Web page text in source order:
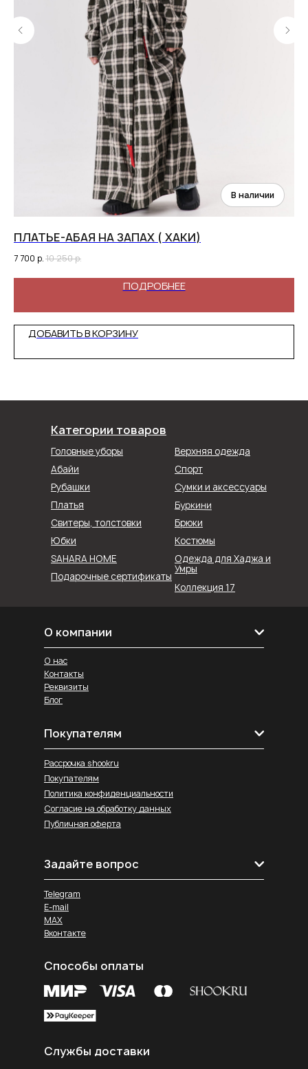
ПЛАТЬЕ-АБАЯ НА ЗАПАХ ( ХАКИ)
7 700 р. 10 250р.
ПОДРОБНЕЕ
ДОБАВИТЬ В КОРЗИНУ
Категории товаров
Головные уборы
Абайи
Рубашки
Коллекция 17
Спорт
Верхняя одежда
Сумки и аксессуары
Юбки
Брюки
SAHARA HOME
Платья
Свитеры, толстовки
Буркини
Костюмы
Подарочные сертификаты
Одежда для Хаджа и
Умры
О компании
Реквизиты
Блог
О нас
Контакты
Покупателям
Рассрочка shookru
Покупателям
Политика конфиденциальности
Согласие на обработку данных
Публичная оферта
Задайте вопрос
Telegram
E-mail
MAX
Вконтакте
Службы доставки
Способы оплаты